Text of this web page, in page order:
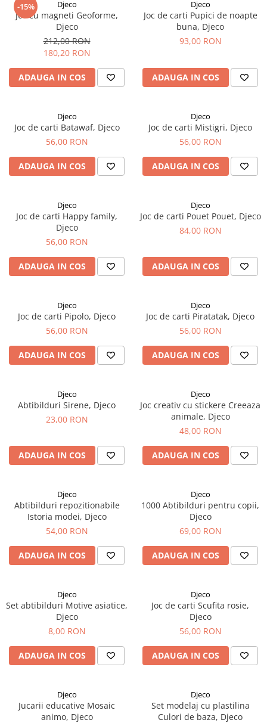
-15% Djeco
Joc cu magneti Geoforme,
Djeco
212,00 RON
180,20 RON
ADAUGA IN COS
Djeco
Joc de carti Pupici de noapte
buna, Djeco
93,00 RON
ADAUGA IN COS
Djeco
Joc de carti Batawaf, Djeco
56,00 RON
ADAUGA IN COS
Djeco
Joc de carti Mistigri, Djeco
56,00 RON
ADAUGA IN COS
Djeco
Joc de carti Happy family,
Djeco
56,00 RON
ADAUGA IN COS
Djeco
Joc de carti Pouet Pouet, Djeco
84,00 RON
ADAUGA IN COS
Djeco
Joc de carti Pipolo, Djeco
56,00 RON
ADAUGA IN COS
Djeco
Joc de carti Piratatak, Djeco
56,00 RON
ADAUGA IN COS
Djeco
Abtibilduri Sirene, Djeco
23,00 RON
ADAUGA IN COS
Djeco
Joc creativ cu stickere Creeaza
animale, Djeco
48,00 RON
ADAUGA IN COS
Djeco
Abtibilduri repozitionabile
Istoria modei, Djeco
54,00 RON
ADAUGA IN COS
Djeco
1000 Abtibilduri pentru copii,
Djeco
69,00 RON
ADAUGA IN COS
Djeco
Set abtibilduri Motive asiatice,
Djeco
8,00 RON
ADAUGA IN COS
Djeco
Joc de carti Scufita rosie,
Djeco
56,00 RON
ADAUGA IN COS
Djeco
Jucarii educative Mosaic
animo, Djeco
Djeco
Set modelaj cu plastilina
Culori de baza, Djeco